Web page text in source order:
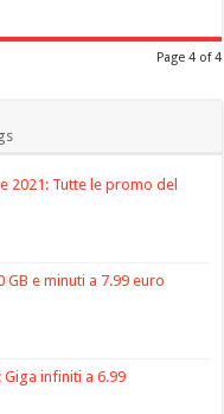
Page 4 of 4
2021: Tutte le promo del
e minuti a 7.99 euro
infiniti a 6.99